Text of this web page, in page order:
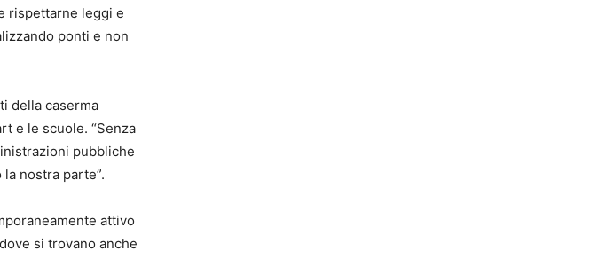
rispettarne leggi e
ponti e non
della caserma
e le scuole. “Senza
pubbliche
nostra parte”.
attivo
si trovano anche